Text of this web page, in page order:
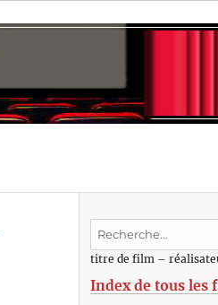
Recherche
:titre de film –
Index de tous les